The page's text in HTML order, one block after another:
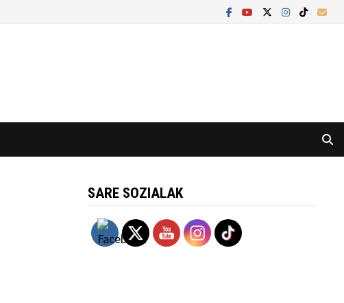
SARE SOZIALAK